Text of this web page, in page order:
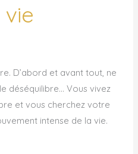
D’abord et avant tout, ne
déséquilibre… Vous vivez
et vous cherchez votre
intense de la vie.